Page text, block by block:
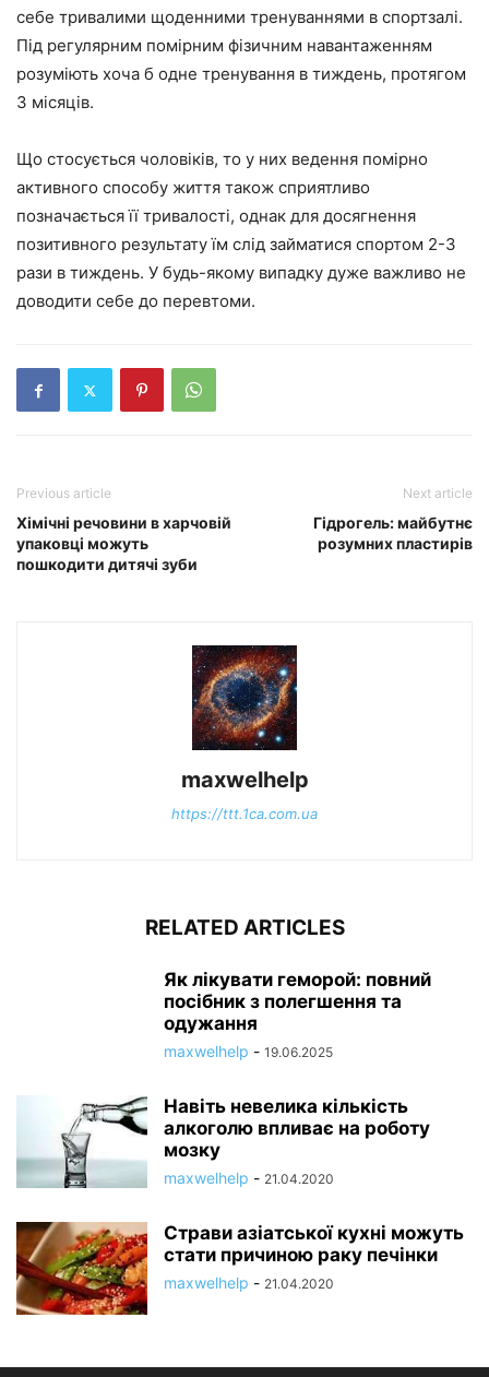
себе тривалими щоденними тренуваннями в спортзалі.
Під регулярним помірним фізичним навантаженням
розуміють хоча б одне тренування в тиждень, протягом
3 місяців.
Що стосується чоловіків, то у них ведення помірно
активного способу життя також сприятливо
позначається її тривалості, однак для досягнення
позитивного результату їм слід займатися спортом 2-3
рази в тиждень. У будь-якому випадку дуже важливо не
доводити себе до перевтоми.
Previous article
Хімічні речовини в харчовій
упаковці можуть
пошкодити дитячі зуби
Next article
Гідрогель: майбутнє
розумних пластирів
maxwelhelp
https://ttt.1ca.com.ua
RELATED ARTICLES
Як лікувати геморой: повний
посібник з полегшення та
одужання
maxwelhelp - 19.06.2025
Навіть невелика кількість
алкоголю впливає на роботу
мозку
maxwelhelp - 21.04.2020
Страви азіатської кухні можуть
стати причиною раку печінки
maxwelhelp - 21.04.2020